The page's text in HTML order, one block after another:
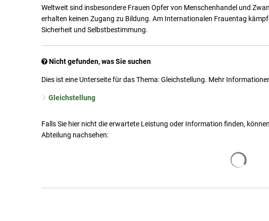
Weltweit sind insbesondere Frauen Opfer von Menschenhandel und
erhalten keinen Zugang zu Bildung. Am Internationalen Frauentag
Sicherheit und Selbstbestimmung.
Nicht gefunden, was Sie suchen
Dies ist eine Unterseite für das Thema: Gleichstellung. Mehr
Gleichstellung
Falls Sie hier nicht die erwartete Leistung oder Information finden,
Abteilung nachsehen: